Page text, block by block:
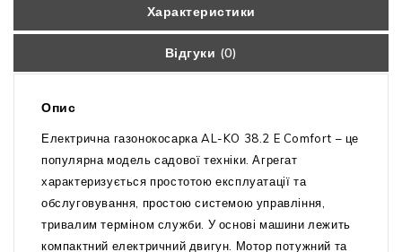
Характеристики
Відгуки (0)
Опис
Електрична газонокосарка AL-KO 38.2 E Comfort – це
популярна модель садової техніки. Агрегат
характеризується простотою експлуатації та
обслуговування, простою системою управління,
тривалим терміном служби. У основі машини лежить
компактний електричний двигун. Мотор потужний та